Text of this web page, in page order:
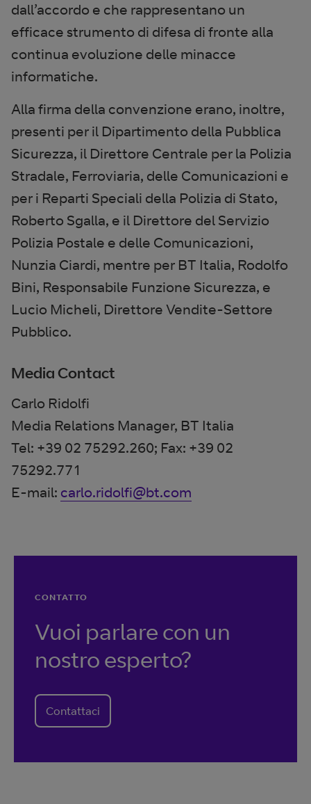
dall’accordo e che rappresentano un
efficace strumento di difesa di fronte alla
continua evoluzione delle minacce
informatiche.
Alla firma della convenzione erano, inoltre,
presenti per il Dipartimento della Pubblica
Sicurezza, il Direttore Centrale per la Polizia
Stradale, Ferroviaria, delle Comunicazioni e
per i Reparti Speciali della Polizia di Stato,
Roberto Sgalla, e il Direttore del Servizio
Polizia Postale e delle Comunicazioni,
Nunzia Ciardi, mentre per BT Italia, Rodolfo
Bini, Responsabile Funzione Sicurezza, e
Lucio Micheli, Direttore Vendite-Settore
Pubblico.
Media Contact
Carlo Ridolfi
Media Relations Manager, BT Italia
Tel: +39 02 75292.260; Fax: +39 02
75292.771
E-mail: carlo.ridolfi@bt.com
CONTATTO
Vuoi parlare con un
nostro esperto?
Contattaci